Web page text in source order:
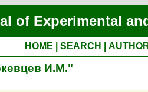
of Experimental
HOME SEARCH
И.М."